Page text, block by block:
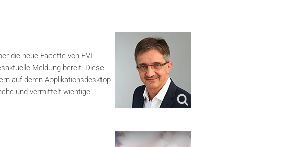
die neue Facette von EVI:
Meldung bereit. Diese
auf deren Applikationsdesktop
und vermittelt wichtige